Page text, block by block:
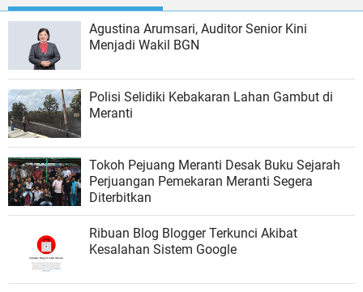
Agustina Arumsari, Auditor Senior Kini
Menjadi Wakil BGN
Polisi Selidiki Kebakaran Lahan Gambut di
Meranti
Tokoh Pejuang Meranti Desak Buku Sejarah
Perjuangan Pemekaran Meranti Segera
Diterbitkan
Ribuan Blog Blogger Terkunci Akibat
Kesalahan Sistem Google